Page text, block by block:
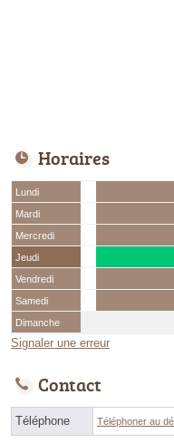
Horaires
Lundi
Mardi
Mercredi
Jeudi
Vendredi
Samedi
Dimanche
Signaler une erreur
Contact
Téléphone Téléphoner au